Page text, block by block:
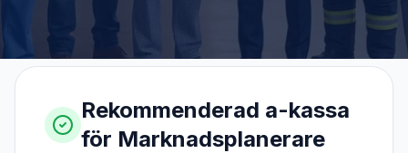
Rekommenderad a-kassa
för Marknadsplanerare